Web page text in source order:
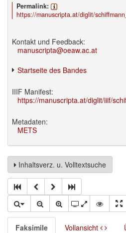
Permalink:
https://manuscripta.at/diglit/
Kontakt und Feedback:
manuscripta@oeaw.ac.at
Startseite des Bandes
IIIF Manifest:
https://manuscripta.at/diglit/iiif/
Metadaten:
METS
Inhaltsverz. u. Volltextsuche
Faksimile Vollansicht